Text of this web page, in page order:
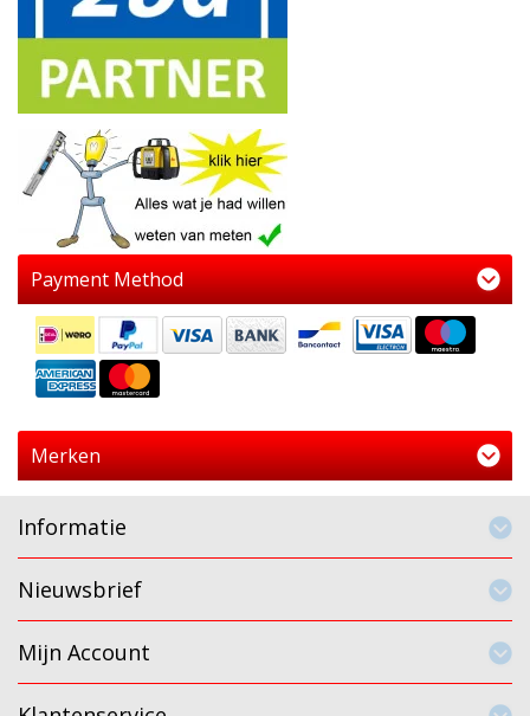
Payment Method
Merken
Informatie
Nieuwsbrief
Mijn Account